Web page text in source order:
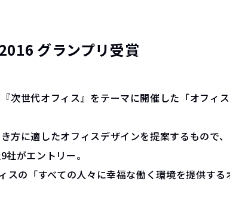
グランプリ受賞
次世代オフィス』をテーマに開催した「オフィ
方に適したオフィスデザインを提案するもので、
がエントリー。
スの「すべての人々に幸福な働く環境を提供する